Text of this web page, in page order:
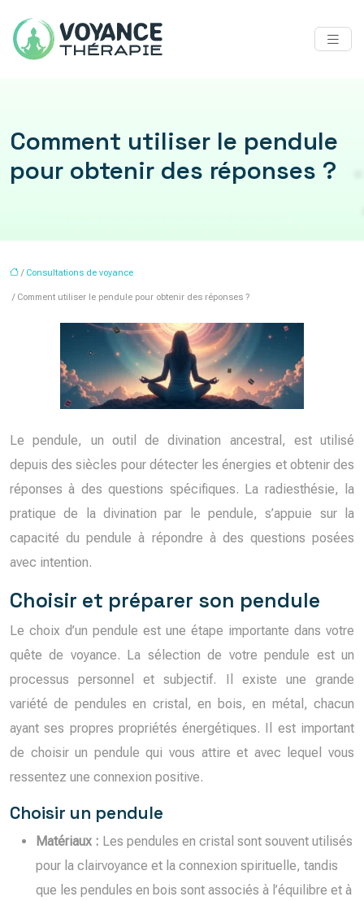
Comment utiliser le pendule
pour obtenir des réponses ?
/ Consultations de voyance
/ Comment utiliser le pendule pour obtenir des réponses ?
Le pendule, un outil de divination ancestral, est utilisé
depuis des siècles pour détecter les énergies et obtenir des
réponses à des questions spécifiques. La radiesthésie, la
pratique de la divination par le pendule, s’appuie sur la
capacité du pendule à répondre à des questions posées
avec intention.
Choisir et préparer son pendule
Le choix d’un pendule est une étape importante dans votre
quête de voyance. La sélection de votre pendule est un
processus personnel et subjectif. Il existe une grande
variété de pendules en cristal, en bois, en métal, chacun
ayant ses propres propriétés énergétiques. Il est important
de choisir un pendule qui vous attire et avec lequel vous
ressentez une connexion positive.
Choisir un pendule
Matériaux : Les pendules en cristal sont souvent utilisés
pour la clairvoyance et la connexion spirituelle, tandis
que les pendules en bois sont associés à l’équilibre et à